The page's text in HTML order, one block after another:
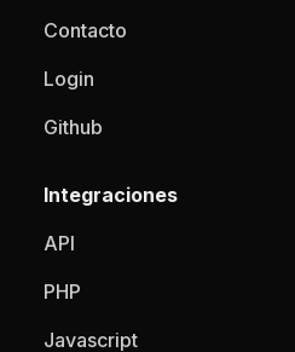
Contacto
Login
Github
Integraciones
API
PHP
Javascript